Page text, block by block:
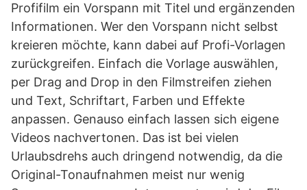
Profifilm ein Vorspann mit Titel und ergänzenden
Informationen. Wer den Vorspann nicht selbst
kreieren möchte, kann dabei auf Profi-Vorlagen
zurückgreifen. Einfach die Vorlage auswählen,
per Drag and Drop in den Filmstreifen ziehen
und Text, Schriftart, Farben und Effekte
anpassen. Genauso einfach lassen sich eigene
Videos nachvertonen. Das ist bei vielen
Urlaubsdrehs auch dringend notwendig, da die
Original-Tonaufnahmen meist nur wenig